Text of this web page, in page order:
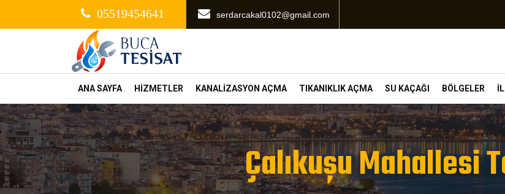
05519454641 serdarcakal0102@gmail.com
ANA SAYFA HİZMETLER KANALİZASYON AÇMA TIKANIKLIK AÇMA SU KAÇAĞI BÖLGELER
Çalıkuşu Mahallesi